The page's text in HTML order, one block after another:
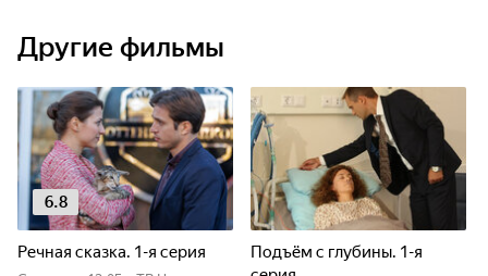
Другие фильмы
6.8
Речная сказка. 1-я серия
Подъём с глубины. 1-я